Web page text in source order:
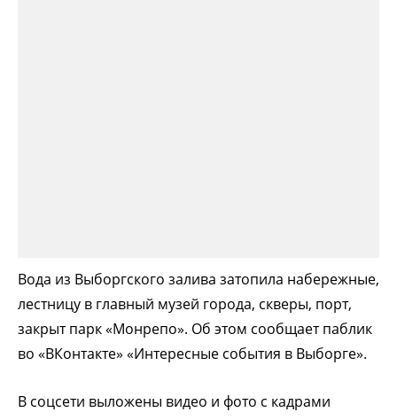
Вода из Выборгского залива затопила набережные,
лестницу в главный музей города, скверы, порт,
закрыт парк «Монрепо». Об этом сообщает паблик
во «ВКонтакте» «Интересные события в Выборге».
В соцсети выложены видео и фото с кадрами